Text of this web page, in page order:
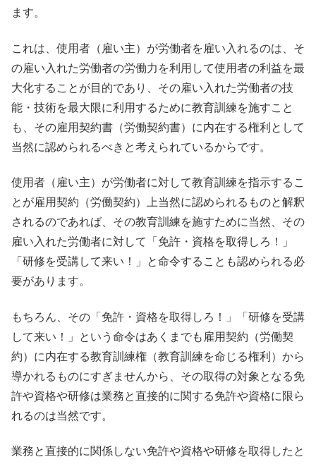
ます。
これは、使用者（雇い主）が労働者を雇い入れるのは、そ
の雇い入れた労働者の労働力を利用して使用者の利益を最
大化することが目的であり、その雇い入れた労働者の技
能・技術を最大限に利用するために教育訓練を施すこと
も、その雇用契約書（労働契約書）に内在する権利として
当然に認められるべきと考えられているからです。
使用者（雇い主）が労働者に対して教育訓練を指示するこ
とが雇用契約（労働契約）上当然に認められるものと解釈
されるのであれば、その教育訓練を施すために当然、その
雇い入れた労働者に対して「免許・資格を取得しろ！」
「研修を受講して来い！」と命令することも認められる必
要があります。
もちろん、その「免許・資格を取得しろ！」「研修を受講
して来い！」という命令はあくまでも雇用契約（労働契
約）に内在する教育訓練権（教育訓練を命じる権利）から
導かれるものにすぎませんから、その取得の対象となる免
許や資格や研修は業務と直接的に関する免許や資格に限ら
れるのは当然です。
業務と直接的に関係しない免許や資格や研修を取得したと